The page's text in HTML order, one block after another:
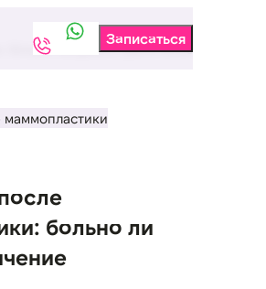
ли делать увеличение
больно ли